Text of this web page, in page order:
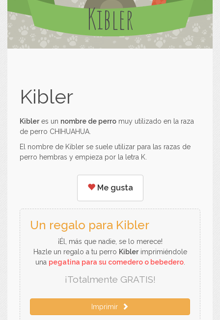
Kibler
Kibler
Kibleres un nombre de perro muy utilizado en la raza
de perro CHIHUAHUA.
El nombre de Kibler se suele utilizar para las razas de
perro hembras y empieza por la letra K.
Me gusta
Un regalo para Kibler
¡Él, más que nadie, se lo merece!
Hazle un regalo a tu perro Kiblerimprimiéndole
una pegatina para su comedero o bebedero.
¡Totalmente GRATIS!
Imprimir